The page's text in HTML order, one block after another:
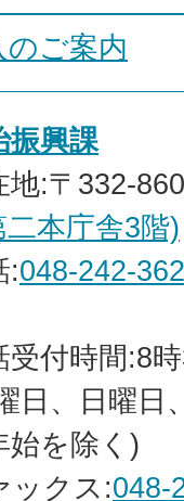
のご案内
振興課
地:〒332-
二本庁舎3階)
:048-242-
受付時間:8
日、日曜日
始を除く)
ックス:048-